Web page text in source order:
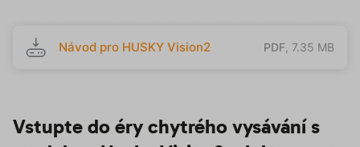
Návod pro HUSKY Vision2 PDF, 7.35 MB
Vstupte do éry chytrého vysávání s